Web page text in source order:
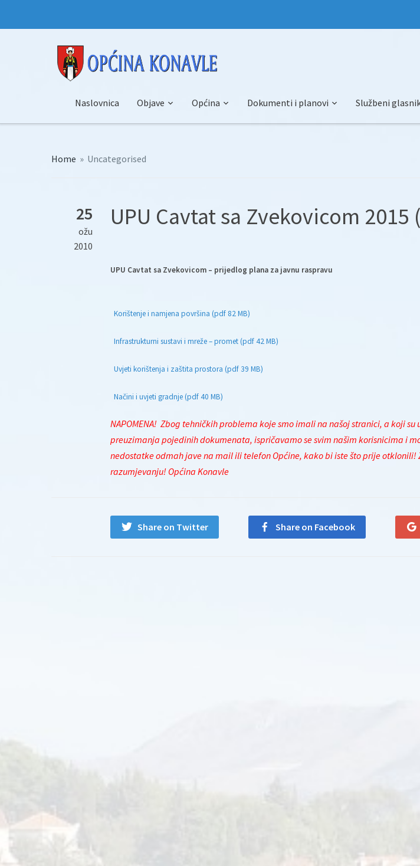
Naslovnica Objave Općina Dokumenti i planovi Službeni
Home » Uncategorised
25
ožu
2010
UPU Cavtat sa Zvekovicom
UPU Cavtat sa Zvekovicom – prijedlog plana za javnu raspravu
Korištenje i namjena površina (pdf 82 MB)
Infrastrukturni sustavi i mreže – promet (pdf 42 MB)
Uvjeti korištenja i zaštita prostora (pdf 39 MB)
Načini i uvjeti gradnje (pdf 40 MB)
NAPOMENA! Zbog tehničkih problema koje smo imali na našoj stranici, a koji su
preuzimanja pojedinih dokumenata, ispričavamo se svim našim korisnicima i
nedostatke odmah jave na mail ili telefon Općine, kako bi iste što prije otklonili!
razumjevanju! Općina Konavle
Share on Twitter Share on Facebook